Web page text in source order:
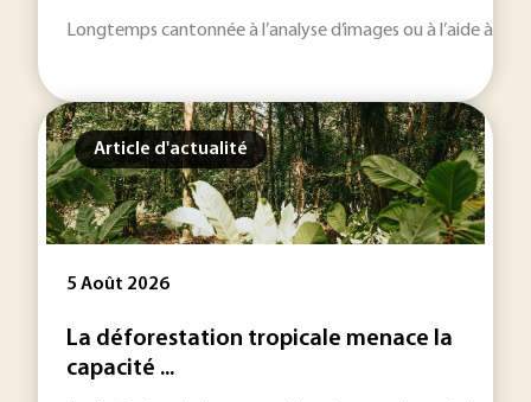
Longtemps cantonnée à l’analyse d’images ou à l’aide à
Article d'actualité
5 Août 2026
La déforestation tropicale menace la
capacité ...